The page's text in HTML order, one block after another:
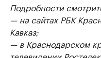
Подробности
— на сайтах РБК
Кавказ;
— в Краснодарском